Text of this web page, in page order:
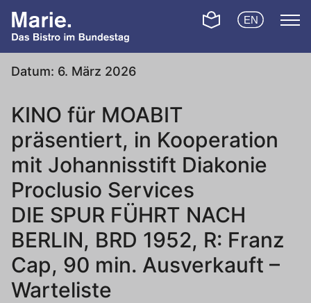
Switch to Leichte
Switch to
EN
Datum: 6. März 2026
KINO für MOABIT
präsentiert, in Kooperation
mit Johannisstift Diakonie
Proclusio Services
DIE SPUR FÜHRT NACH
BERLIN, BRD 1952, R: Franz
Cap, 90 min. Ausverkauft –
Warteliste